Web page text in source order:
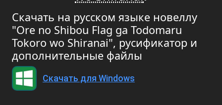
Скачать на русском языке новеллу
"Ore no Shibou Flag ga Todomaru
Tokoro wo Shiranai", русификатор и
дополнительные файлы
Скачать для Windows